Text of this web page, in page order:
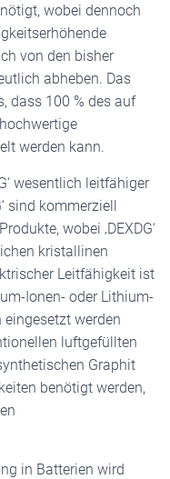
wobei dennoch
von den bisher
abheben. Das
dass 100 % des auf
werden kann.
wesentlich leitfähiger
sind kommerziell
wobei ‚DEXDG‘
kristallinen
Leitfähigkeit ist
Ionen- oder Lithium-
werden
luftgefüllten
Graphit
benötigt werden,
in Batterien wird